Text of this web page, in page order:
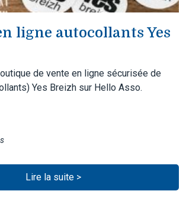
ligne autocollants Yes
de vente en ligne sécurisée de
Yes Breizh sur Hello Asso.
Lire la suite >